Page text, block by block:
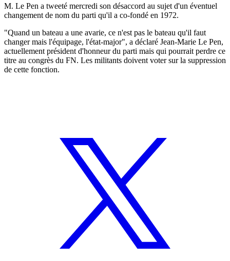
M. Le Pen a tweeté mercredi son désaccord au sujet d'un éventuel
changement de nom du parti qu'il a co-fondé en 1972.
"Quand un bateau a une avarie, ce n'est pas le bateau qu'il faut
changer mais l'équipage, l'état-major", a déclaré Jean-Marie Le Pen,
actuellement président d'honneur du parti mais qui pourrait perdre ce
titre au congrès du FN. Les militants doivent voter sur la suppression
de cette fonction.